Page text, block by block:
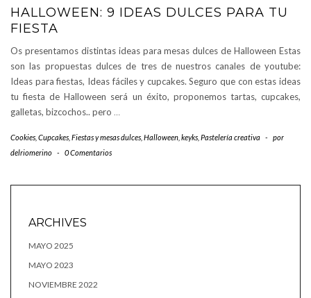
HALLOWEEN: 9 IDEAS DULCES PARA TU
FIESTA
Os presentamos distintas ideas para mesas dulces de Halloween Estas
son las propuestas dulces de tres de nuestros canales de youtube:
Ideas para fiestas, Ideas fáciles y cupcakes. Seguro que con estas ideas
tu fiesta de Halloween será un éxito, proponemos tartas, cupcakes,
galletas, bizcochos.. pero …
Cookies Cupcakes Fiestas y mesas dulces Halloween keyks Pastelería creativa -
por
delriomerino - 0 Comentarios
ARCHIVES
MAYO 2025
MAYO 2023
NOVIEMBRE 2022